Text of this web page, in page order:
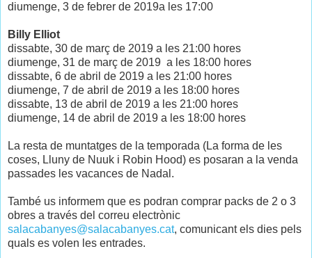
diumenge, 3 de febrer de 2019a les 17:00
Billy Elliot
dissabte, 30 de març de 2019 a les 21:00 hores
diumenge, 31 de març de 2019 a les 18:00 hores
dissabte, 6 de abril de 2019 a les 21:00 hores
diumenge, 7 de abril de 2019 a les 18:00 hores
dissabte, 13 de abril de 2019 a les 21:00 hores
diumenge, 14 de abril de 2019 a les 18:00 hores
La resta de muntatges de la temporada (La forma de les
coses, Lluny de Nuuk i Robin Hood) es posaran a la venda
passades les vacances de Nadal.
També us informem que es podran comprar packs de 2 o 3
obres a través del correu electrònic
salacabanyes@salacabanyes.cat, comunicant els dies pels
quals es volen les entrades.